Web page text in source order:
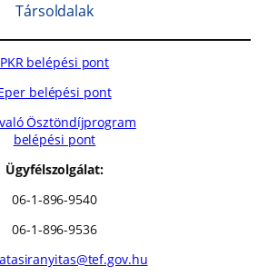
Társoldalak
PKR belépési pont
belépési pont
Ösztöndíjprogram
belépési pont
Ügyfélszolgálat:
06-1-896-9540
06-1-896-9536